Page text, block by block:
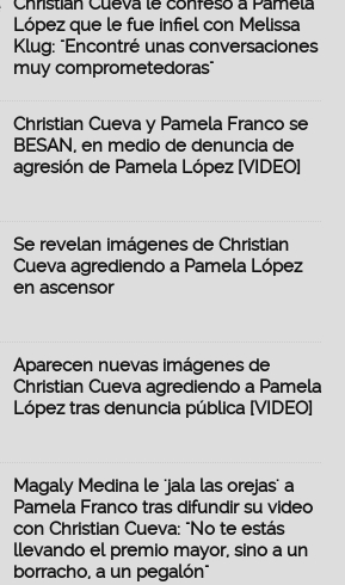
López que le fue infiel con Melissa
Klug: "Encontré unas conversaciones
muy comprometedoras"
Christian Cueva y Pamela Franco se
BESAN, en medio de denuncia de
agresión de Pamela López [VIDEO]
Se revelan imágenes de Christian
Cueva agrediendo a Pamela López
en ascensor
Aparecen nuevas imágenes de
Christian Cueva agrediendo a Pamela
López tras denuncia pública [VIDEO]
Magaly Medina le 'jala las orejas' a
Pamela Franco tras difundir su video
con Christian Cueva: "No te estás
llevando el premio mayor, sino a un
borracho, a un pegalón"